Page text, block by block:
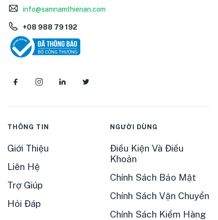
info@samnamthienan.com
+08 988 79 192
THÔNG TIN
Giới Thiệu
Liên Hệ
Trợ Giúp
Hỏi Đáp
NGƯỜI DÙNG
Điều Kiện Và Điều
Khoản
Chính Sách Bảo Mật
Chính Sách Vận Chuyển
Chính Sách Kiểm Hàng